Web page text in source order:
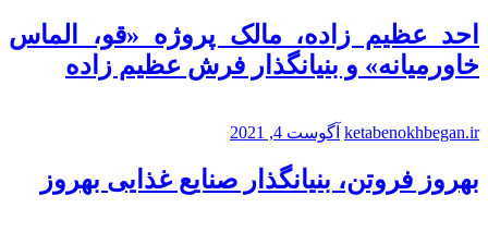
احد عظیم زاده، مالک پروژه «قو، الماس
خاورمیانه» و بنیانگذار فرش عظیم زاده
ketabenokhbegan.ir آگوست 4, 2021
بهروز فروتن، بنیانگذار صنایع غذایی بهروز